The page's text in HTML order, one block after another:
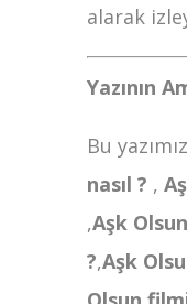
alarak
Yazının
Bu
nasıl ? ,
,Aşk Olsun
?,Aşk